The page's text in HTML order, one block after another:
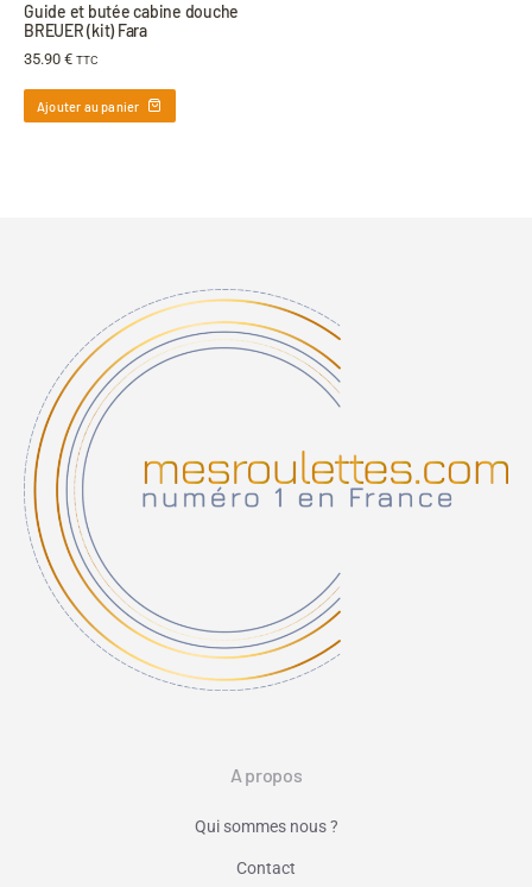
Guide et butée cabine douche
BREUER (kit) Fara
35.90 € TTC
Ajouter au panier
A propos
Qui sommes nous ?
Contact